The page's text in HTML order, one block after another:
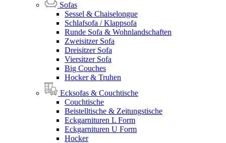
Sofas
Sessel & Chaiselongue
Schlafsofa / Klappsofa
Runde Sofa & Wohnlandschaften
Zweisitzer Sofa
Dreisitzer Sofa
Viersitzer Sofa
Big Couches
Hocker & Truhen
Ecksofas & Couchtische
Couchtische
Beistelltische & Zeitungstische
Eckgarnituren L Form
Eckgarnituren U Form
Hocker